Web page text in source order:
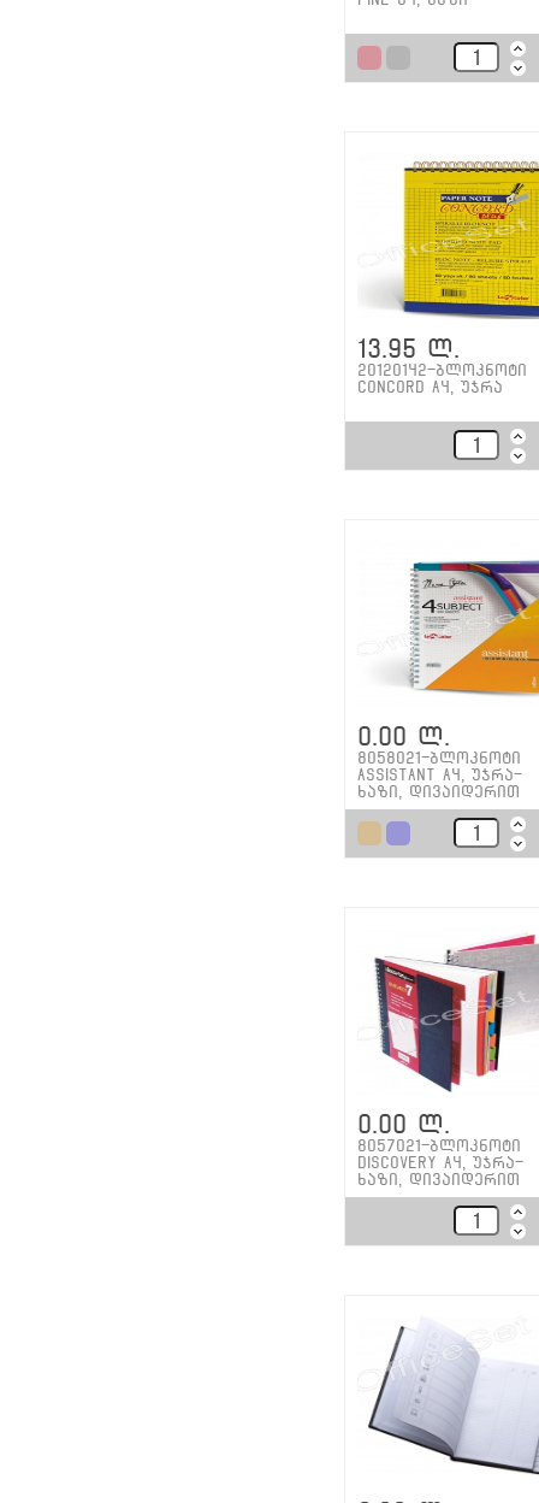
13.95 ლ.
20120142-ბლოკნოტი
CONCORD A4, უჯრა
0.00 ლ.
8058021-ბლოკნოტი
Assistant A4, უჯრა-
ხაზი, დივაიდერით
0.00 ლ.
8057021-ბლოკნოტი
Discovery A4, უჯრა-
ხაზი, დივაიდერით